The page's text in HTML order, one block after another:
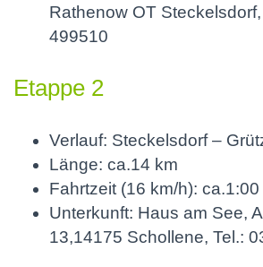
Rathenow OT
499510
Etappe 2
Verlauf: Steckelsdorf –
Länge: ca.14 km
Fahrtzeit (16 km/h):
Unterkunft: Haus am See,
13,14175 Schollene, Tel.: